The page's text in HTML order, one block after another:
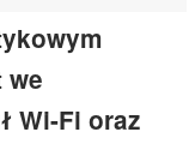
we
Wi-Fi oraz